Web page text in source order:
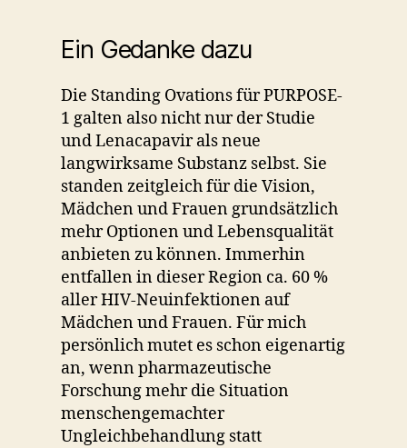
Ein Gedanke dazu
Die Standing Ovations für PURPOSE-
1 galten also nicht nur der Studie
und Lenacapavir als neue
langwirksame Substanz selbst. Sie
standen zeitgleich für die Vision,
Mädchen und Frauen grundsätzlich
mehr Optionen und Lebensqualität
anbieten zu können. Immerhin
entfallen in dieser Region ca. 60 %
aller HIV-Neuinfektionen auf
Mädchen und Frauen. Für mich
persönlich mutet es schon eigenartig
an, wenn pharmazeutische
Forschung mehr die Situation
menschengemachter
Ungleichbehandlung statt